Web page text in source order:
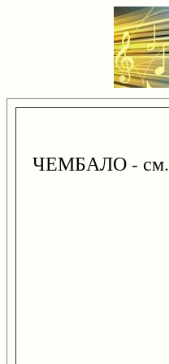
ЧЕМБАЛО - см.